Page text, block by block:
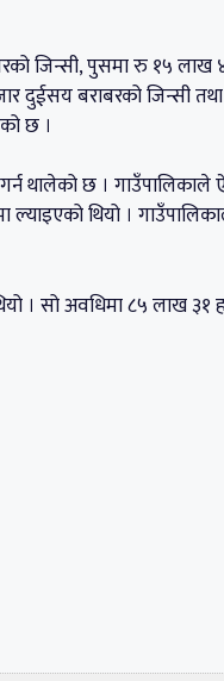
जिन्सी, पुसमा रु १५ लाख
दुईसय बराबरको जिन्सी
छ ।
थालेको छ । गाउँपालिकाले
थियो ।
। सो अवधिमा ८५ लाख ३१